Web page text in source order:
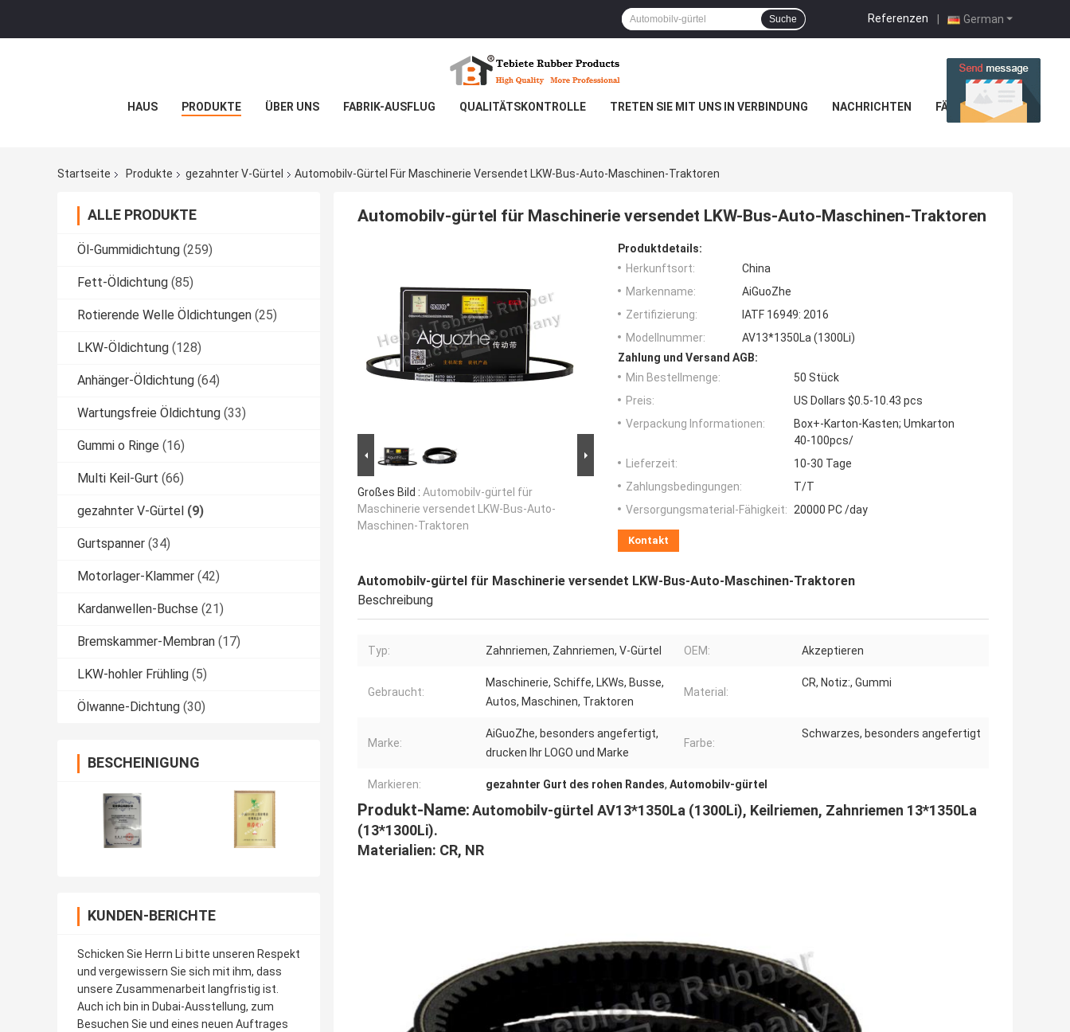
German
Referenzen |
Suche
HAUS PRODUKTE ÜBER UNS FABRIK-AUSFLUG QUALITÄTSKONTROLLE TRETEN SIE MIT UNS IN VERBINDUNG NACHRICHTEN FÄLLE
Startseite Produkte gezahnter V-Gürtel Automobilv-Gürtel Für Maschinerie Versendet LKW-Bus-Auto-Maschinen-Traktoren
ALLE PRODUKTE
Öl-Gummidichtung (259)
Fett-Öldichtung (85)
Rotierende Welle Öldichtungen (25)
LKW-Öldichtung (128)
Anhänger-Öldichtung (64)
Wartungsfreie Öldichtung (33)
Gummi o Ringe (16)
Multi Keil-Gurt (66)
gezahnter V-Gürtel (9)
Gurtspanner (34)
Motorlager-Klammer (42)
Kardanwellen-Buchse (21)
Bremskammer-Membran (17)
LKW-hohler Frühling (5)
Ölwanne-Dichtung (30)
BESCHEINIGUNG
KUNDEN-BERICHTE
Schicken Sie Herrn Li bitte unseren Respekt
und vergewissern Sie sich mit ihm, dass
unsere Zusammenarbeit langfristig ist.
Auch ich bin in Dubai-Ausstellung, zum
Besuchen Sie und eines neuen Auftrages
Automobilv-gürtel für Maschinerie versendet LKW-Bus-Auto-Maschinen-Traktoren
Großes Bild : Automobilv-gürtel für
Maschinerie versendet LKW-Bus-Auto-
Maschinen-Traktoren
Produktdetails:
Herkunftsort:
China
Markenname:
AiGuoZhe
Zertifizierung:
IATF 16949: 2016
Modellnummer:
AV13*1350La (1300Li)
Zahlung und Versand AGB:
Min Bestellmenge:
50 Stück
Preis:
US Dollars $0.5-10.43 pcs
Verpackung Informationen:
Box+-Karton-Kasten; Umkarton
40-100pcs/
Lieferzeit:
10-30 Tage
Zahlungsbedingungen:
T/T
Versorgungsmaterial-Fähigkeit: 20000 PC /day
Kontakt
Automobilv-gürtel für Maschinerie versendet LKW-Bus-Auto-Maschinen-Traktoren
Beschreibung
Typ: Zahnriemen, Zahnriemen, V-Gürtel OEM: Akzeptieren
Gebraucht:
Maschinerie, Schiffe, LKWs, Busse,
Autos, Maschinen, Traktoren
Material:
CR, Notiz:, Gummi
Marke:
AiGuoZhe, besonders angefertigt,
drucken Ihr LOGO und Marke
Farbe:
Schwarzes, besonders angefertigt
Markieren: gezahnter Gurt des rohen Randes, Automobilv-gürtel
Produkt-Name:Automobilv-gürtel AV13*1350La (1300Li), Keilriemen, Zahnriemen 13*1350La
(13*1300Li).
Materialien: CR, NR